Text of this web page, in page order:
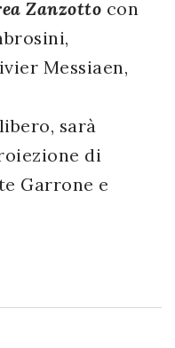
Zanzotto con
Messiaen,
sarà
di
Garrone e